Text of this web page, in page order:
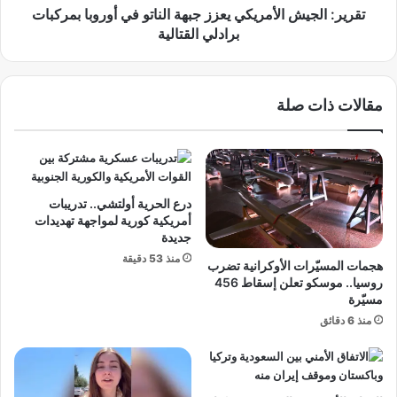
ا
ا
ن
ي
ي
و
ج
ه
ت
و
ن
س
ا
م
ك
ي
ي
ع
ز
ج
ب
ة
ا
ل
ن
تقرير: الجيش الأمريكي يعزز جبهة الناتو في أوروبا بمركبات
برادلي القتالية
مقالات ذات صلة
هجمات المسيّرات الأوكرانية تضرب
روسيا.. موسكو تعلن إسقاط 456
مسيّرة
منذ 6 دقائق
درع الحرية أولتشي.. تدريبات
أمريكية كورية لمواجهة تهديدات
جديدة
منذ 53 دقيقة